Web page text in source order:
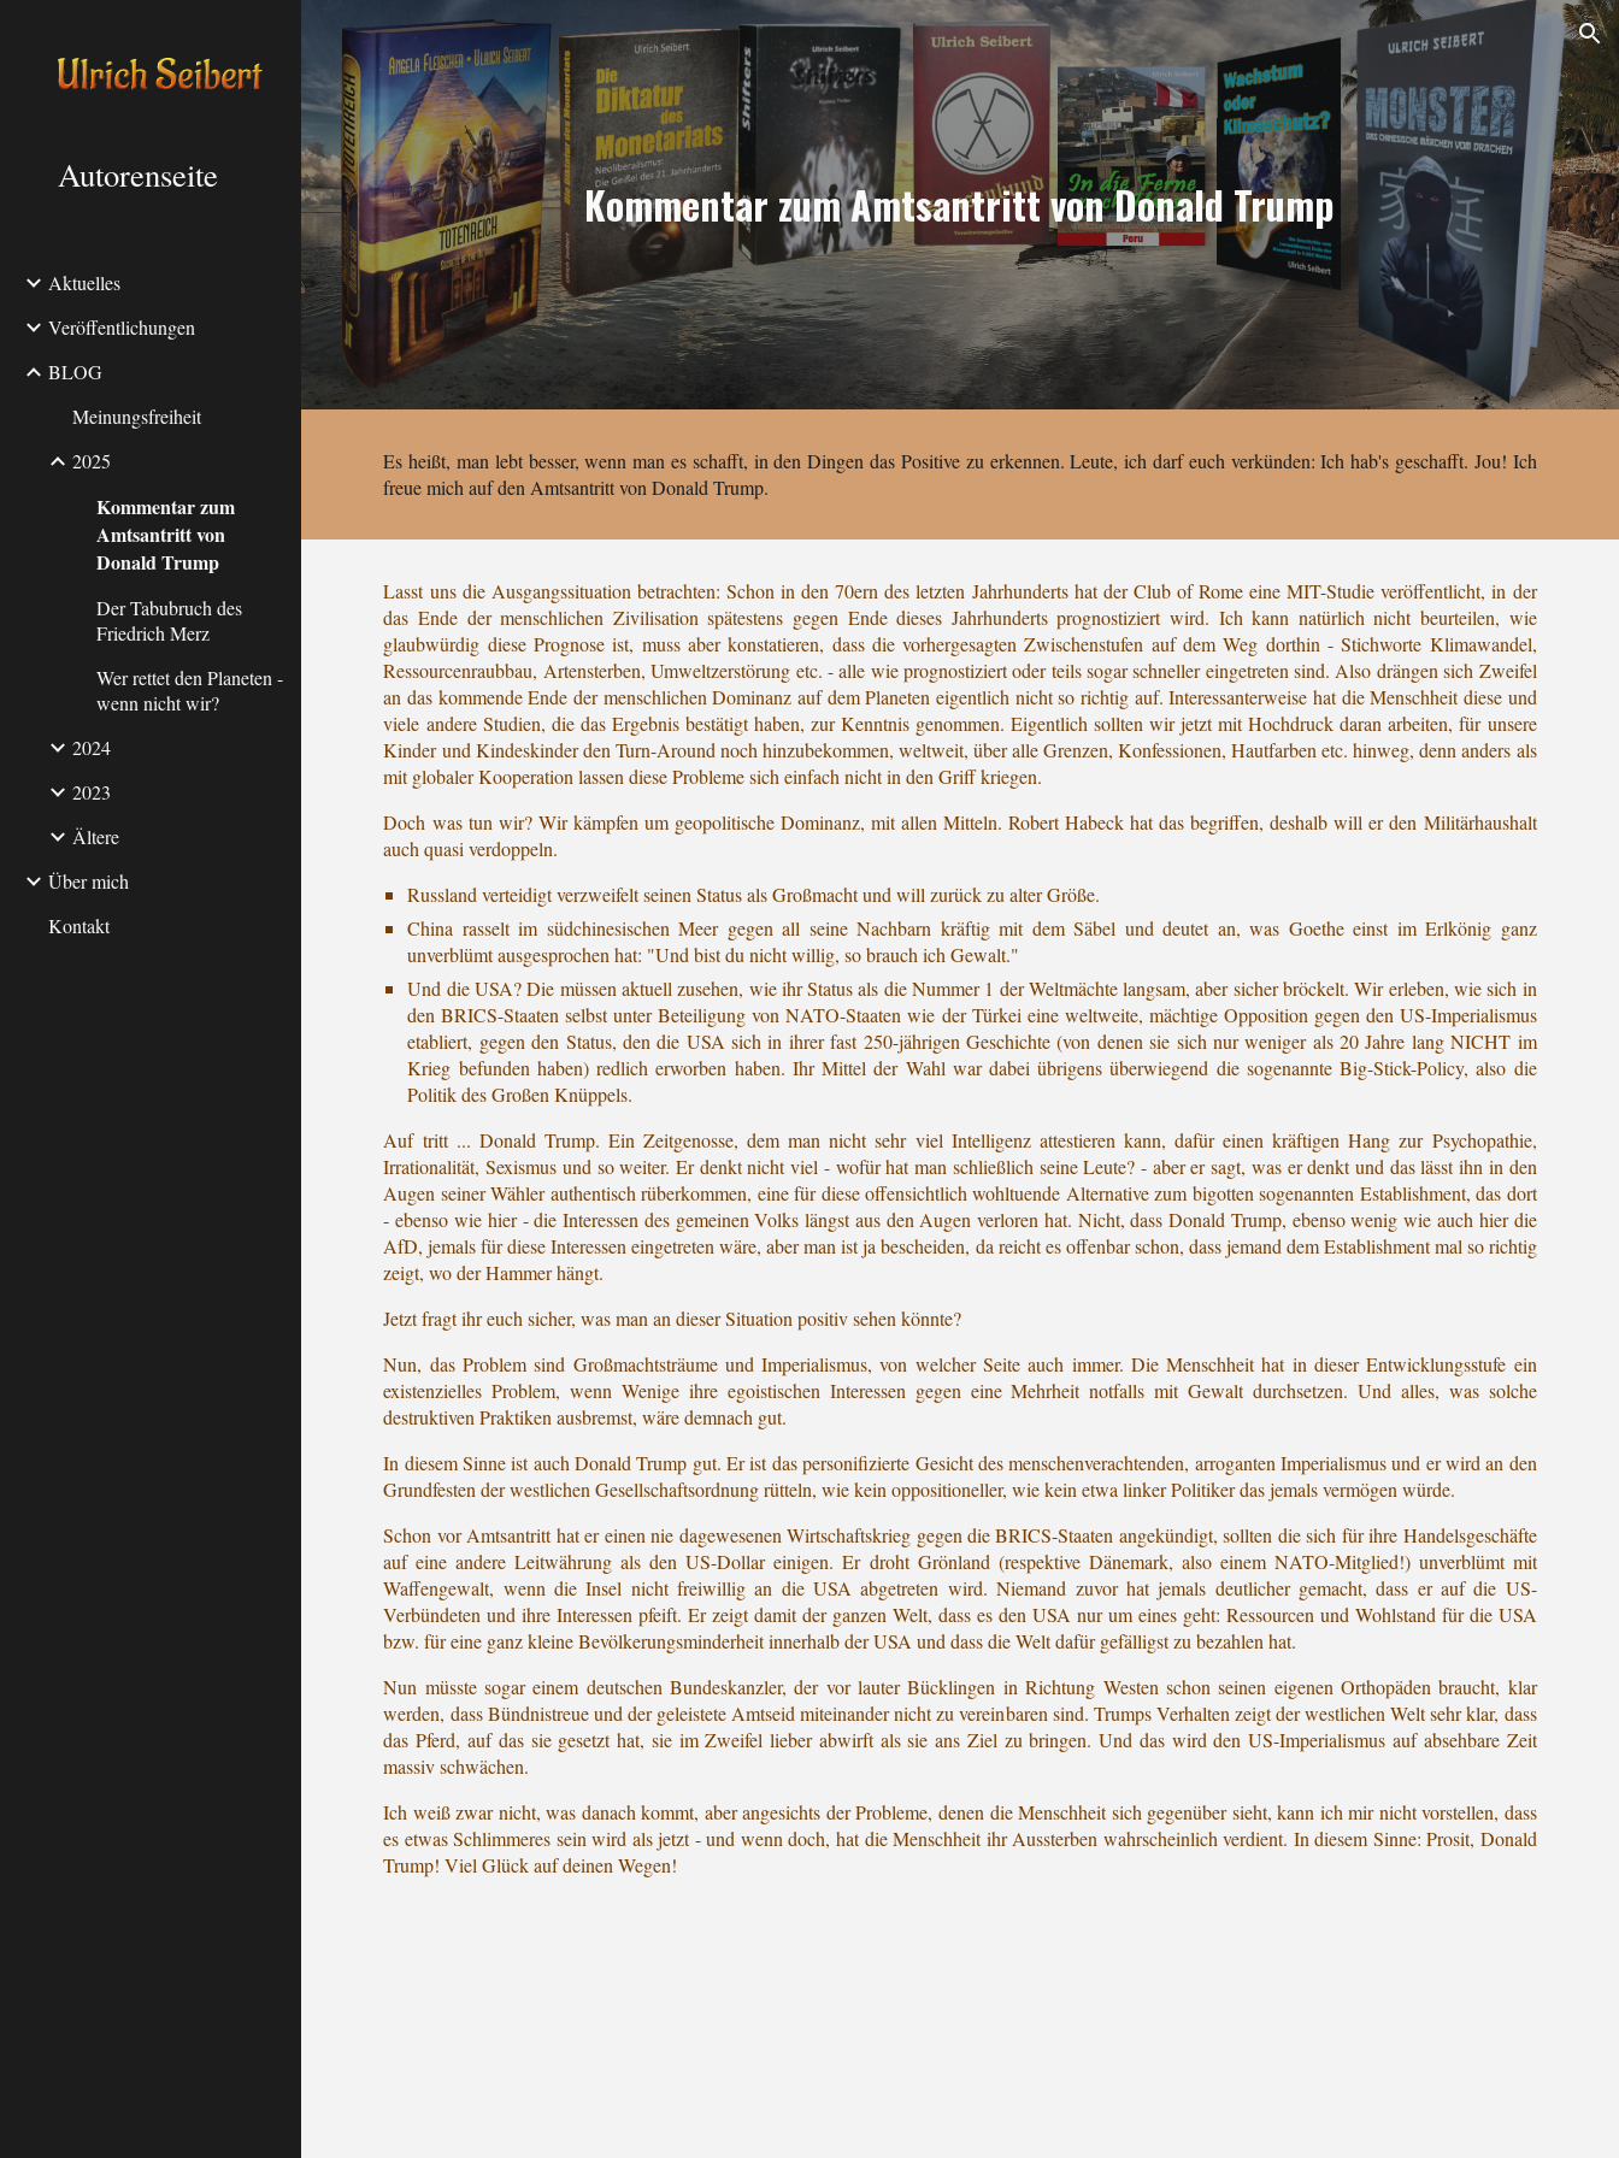
Skip to main content Skip to navigation
Autorenseite
Aktuelles
Veröffentlichungen
BLOG
Meinungsfreiheit
2025
Kommentar zum
Amtsantritt von
Donald Trump
Der Tabubruch des
Friedrich Merz
Wer rettet den Planeten -
wenn nicht wir?
2024
2023
Ältere
Über mich
Kontakt
Kommentar zum Amtsantritt von Donald Trump
Es heißt, man lebt besser, wenn man es schafft, in den Dingen das Positive zu erkennen. Leute, ich darf euch verkünden: Ich hab's geschafft. Jou! Ich
freue mich auf den Amtsantritt von Donald Trump.
Lasst uns die Ausgangssituation betrachten: Schon in den 70ern des letzten Jahrhunderts hat der Club of Rome eine MIT-Studie veröffentlicht, in der
das Ende der menschlichen Zivilisation spätestens gegen Ende dieses Jahrhunderts prognostiziert wird. Ich kann natürlich nicht beurteilen, wie
glaubwürdig diese Prognose ist, muss aber konstatieren, dass die vorhergesagten Zwischenstufen auf dem Weg dorthin - Stichworte Klimawandel,
Ressourcenraubbau, Artensterben, Umweltzerstörung etc. - alle wie prognostiziert oder teils sogar schneller eingetreten sind. Also drängen sich Zweifel
an das kommende Ende der menschlichen Dominanz auf dem Planeten eigentlich nicht so richtig auf. Interessanterweise hat die Menschheit diese und
viele andere Studien, die das Ergebnis bestätigt haben, zur Kenntnis genommen. Eigentlich sollten wir jetzt mit Hochdruck daran arbeiten, für unsere
Kinder und Kindeskinder den Turn-Around noch hinzubekommen, weltweit, über alle Grenzen, Konfessionen, Hautfarben etc. hinweg, denn anders als
mit globaler Kooperation lassen diese Probleme sich einfach nicht in den Griff kriegen.
Doch was tun wir? Wir kämpfen um geopolitische Dominanz, mit allen Mitteln. Robert Habeck hat das begriffen, deshalb will er den Militärhaushalt
auch quasi verdoppeln.
Russland verteidigt verzweifelt seinen Status als Großmacht und will zurück zu alter Größe.
China rasselt im südchinesischen Meer gegen all seine Nachbarn kräftig mit dem Säbel und deutet an, was Goethe einst im Erlkönig ganz
unverblümt ausgesprochen hat: "Und bist du nicht willig, so brauch ich Gewalt."
Und die USA? Die müssen aktuell zusehen, wie ihr Status als die Nummer 1 der Weltmächte langsam, aber sicher bröckelt. Wir erleben, wie sich in
den BRICS-Staaten selbst unter Beteiligung von NATO-Staaten wie der Türkei eine weltweite, mächtige Opposition gegen den US-Imperialismus
etabliert, gegen den Status, den die USA sich in ihrer fast 250-jährigen Geschichte (von denen sie sich nur weniger als 20 Jahre lang NICHT im
Krieg befunden haben) redlich erworben haben. Ihr Mittel der Wahl war dabei übrigens überwiegend die sogenannte Big-Stick-Policy, also die
Politik des Großen Knüppels.
Auf tritt ... Donald Trump. Ein Zeitgenosse, dem man nicht sehr viel Intelligenz attestieren kann, dafür einen kräftigen Hang zur Psychopathie,
Irrationalität, Sexismus und so weiter. Er denkt nicht viel - wofür hat man schließlich seine Leute? - aber er sagt, was er denkt und das lässt ihn in den
Augen seiner Wähler authentisch rüberkommen, eine für diese offensichtlich wohltuende Alternative zum bigotten sogenannten Establishment, das dort
- ebenso wie hier - die Interessen des gemeinen Volks längst aus den Augen verloren hat. Nicht, dass Donald Trump, ebenso wenig wie auch hier die
AfD, jemals für diese Interessen eingetreten wäre, aber man ist ja bescheiden, da reicht es offenbar schon, dass jemand dem Establishment mal so richtig
zeigt, wo der Hammer hängt.
Jetzt fragt ihr euch sicher, was man an dieser Situation positiv sehen könnte?
Nun, das Problem sind Großmachtsträume und Imperialismus, von welcher Seite auch immer. Die Menschheit hat in dieser Entwicklungsstufe ein
existenzielles Problem, wenn Wenige ihre egoistischen Interessen gegen eine Mehrheit notfalls mit Gewalt durchsetzen. Und alles, was solche
destruktiven Praktiken ausbremst, wäre demnach gut.
In diesem Sinne ist auch Donald Trump gut. Er ist das personifizierte Gesicht des menschenverachtenden, arroganten Imperialismus und er wird an den
Grundfesten der westlichen Gesellschaftsordnung rütteln, wie kein oppositioneller, wie kein etwa linker Politiker das jemals vermögen würde.
Schon vor Amtsantritt hat er einen nie dagewesenen Wirtschaftskrieg gegen die BRICS-Staaten angekündigt, sollten die sich für ihre Handelsgeschäfte
auf eine andere Leitwährung als den US-Dollar einigen. Er droht Grönland (respektive Dänemark, also einem NATO-Mitglied!) unverblümt mit
Waffengewalt, wenn die Insel nicht freiwillig an die USA abgetreten wird. Niemand zuvor hat jemals deutlicher gemacht, dass er auf die US-
Verbündeten und ihre Interessen pfeift. Er zeigt damit der ganzen Welt, dass es den USA nur um eines geht: Ressourcen und Wohlstand für die USA
bzw. für eine ganz kleine Bevölkerungsminderheit innerhalb der USA und dass die Welt dafür gefälligst zu bezahlen hat.
Nun müsste sogar einem deutschen Bundeskanzler, der vor lauter Bücklingen in Richtung Westen schon seinen eigenen Orthopäden braucht, klar
werden, dass Bündnistreue und der geleistete Amtseid miteinander nicht zu vereinbaren sind. Trumps Verhalten zeigt der westlichen Welt sehr klar, dass
das Pferd, auf das sie gesetzt hat, sie im Zweifel lieber abwirft als sie ans Ziel zu bringen. Und das wird den US-Imperialismus auf absehbare Zeit
massiv schwächen.
Ich weiß zwar nicht, was danach kommt, aber angesichts der Probleme, denen die Menschheit sich gegenüber sieht, kann ich mir nicht vorstellen, dass
es etwas Schlimmeres sein wird als jetzt - und wenn doch, hat die Menschheit ihr Aussterben wahrscheinlich verdient. In diesem Sinne: Prosit, Donald
Trump! Viel Glück auf deinen Wegen!